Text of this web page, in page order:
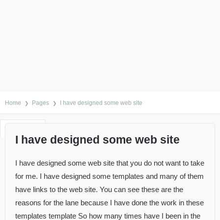
Home Pages I have designed some web site
I have designed some web site
I have designed some web site that you do not want to take
for me. I have designed some templates and many of them
have links to the web site. You can see these are the
reasons for the lane because I have done the work in these
templates template So how many times have I been in the